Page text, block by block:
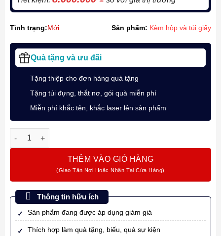
Tình trạng:Mới Sản phẩm: Kèm hộp và túi giấy
Quà tặng và ưu đãi
Tặng thiệp cho đơn hàng quà tặng
Tặng túi đựng, thắt nơ, gói quà miễn phí
Miễn phí khắc tên, khắc laser lên sản phẩm
Bút Máy Ký Tên Yard-O-Led The Pocket Barley Wave White
THÊM VÀO GIỎ HÀNG
Thông tin hữu ích
Sản phẩm đang được áp dụng giảm giá
Thích hợp làm quà tặng, biếu, quà sự kiện